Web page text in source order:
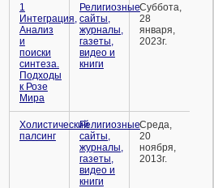
1
Интеграция,
Анализ
и
поиски
синтеза.
Подходы
к Розе
Мира
Религиозные
сайты,
журналы,
газеты,
видео и
книги
Суббота,
28
января,
2023г.
Холистический
палсинг
Религиозные
сайты,
журналы,
газеты,
видео и
книги
Среда,
20
ноября,
2013г.